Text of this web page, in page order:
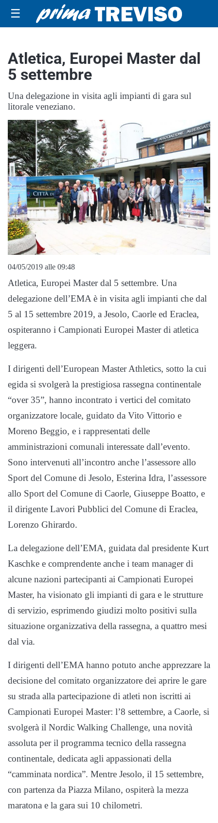
☰
Atletica, Europei Master dal
5 settembre
Una delegazione in visita agli impianti di gara sul
litorale veneziano.
04/05/2019 alle 09:48
Atletica, Europei Master dal 5 settembre. Una
delegazione dell’EMA è in visita agli impianti che dal
5 al 15 settembre 2019, a Jesolo, Caorle ed Eraclea,
ospiteranno i Campionati Europei Master di atletica
leggera.
I dirigenti dell’European Master Athletics, sotto la cui
egida si svolgerà la prestigiosa rassegna continentale
“over 35”, hanno incontrato i vertici del comitato
organizzatore locale, guidato da Vito Vittorio e
Moreno Beggio, e i rappresentati delle
amministrazioni comunali interessate dall’evento.
Sono intervenuti all’incontro anche l’assessore allo
Sport del Comune di Jesolo, Esterina Idra, l’assessore
allo Sport del Comune di Caorle, Giuseppe Boatto, e
il dirigente Lavori Pubblici del Comune di Eraclea,
Lorenzo Ghirardo.
La delegazione dell’EMA, guidata dal presidente Kurt
Kaschke e comprendente anche i team manager di
alcune nazioni partecipanti ai Campionati Europei
Master, ha visionato gli impianti di gara e le strutture
di servizio, esprimendo giudizi molto positivi sulla
situazione organizzativa della rassegna, a quattro mesi
dal via.
I dirigenti dell’EMA hanno potuto anche apprezzare la
decisione del comitato organizzatore dei aprire le gare
su strada alla partecipazione di atleti non iscritti ai
Campionati Europei Master: l’8 settembre, a Caorle, si
svolgerà il Nordic Walking Challenge, una novità
assoluta per il programma tecnico della rassegna
continentale, dedicata agli appassionati della
“camminata nordica”. Mentre Jesolo, il 15 settembre,
con partenza da Piazza Milano, ospiterà la mezza
maratona e la gara sui 10 chilometri.